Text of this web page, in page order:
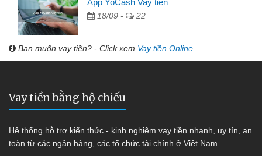
App YoCash Vay tiền
18/09 - 22
Bạn muốn vay tiền? - Click xem Vay tiền Online
Vay tiền bằng hộ chiếu
Hệ thống hỗ trợ kiến thức - kinh nghiệm vay tiền nhanh, uy tín, an
toàn từ các ngân hàng, các tổ chức tài chính ở Việt Nam.